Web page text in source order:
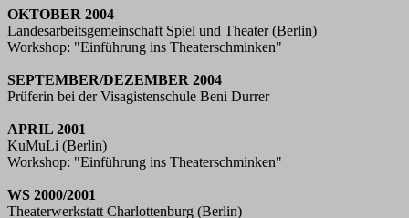
OKTOBER 2004
Landesarbeitsgemeinschaft Spiel und Theater (Berlin)
Workshop: "Einführung ins Theaterschminken"
SEPTEMBER/DEZEMBER 2004
Prüferin bei der Visagistenschule Beni Durrer
APRIL 2001
KuMuLi (Berlin)
Workshop: "Einführung ins Theaterschminken"
WS 2000/2001
Theaterwerkstatt Charlottenburg (Berlin)